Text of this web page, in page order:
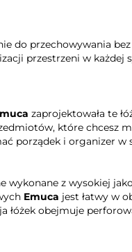
do przechowywania
przestrzeni w każdej
zaprojektowała te
które chcesz
porządek i organizer w
wykonane z wysokiej
Emuca jest łatwy w
obejmuje